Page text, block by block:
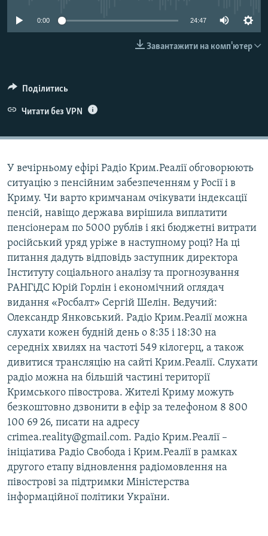
СВІДЧЕННЯ ОКУПАЦІЇ
Русский
0:00 24:47
Завантажити на комп'ютер
Поділитись
Читати без VPN
У вечірньому ефірі Радіо Крим.Реалії обговорюють
ситуацію з пенсійним забезпеченням у Росії і в
Криму. Чи варто кримчанам очікувати індексації
пенсій, навіщо держава вирішила виплатити
пенсіонерам по 5000 рублів і які бюджетні витрати
російський уряд уріже в наступному році? На ці
питання дадуть відповідь заступник директора
Інституту соціального аналізу та прогнозування
РАНГіДС Юрій Горлін і економічний оглядач
видання «Росбалт» Сергій Шелін. Ведучий:
Олександр Янковський. Радіо Крим.Реалії можна
слухати кожен будній день о 8:35 і 18:30 на
середніх хвилях на частоті 549 кілогерц, а також
дивитися трансляцію на сайті Крим.Реалії. Слухати
радіо можна на більшій частині території
Кримського півострова. Жителі Криму можуть
безкоштовно дзвонити в ефір за телефоном 8 800
100 69 26, писати на адресу
crimea.reality@gmail.com. Радіо Крим.Реалії –
ініціатива Радіо Свобода і Крим.Реалії в рамках
другого етапу відновлення радіомовлення на
півострові за підтримки Міністерства
інформаційної політики України.